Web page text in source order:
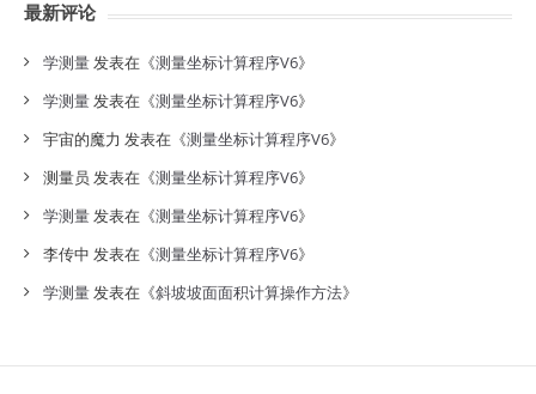
录
最新评论
学测量发表在《测量坐标计算程序V6》
学测量发表在《测量坐标计算程序V6》
宇宙的魔力 发表在《测量坐标计算程序V6》
测量员 发表在《测量坐标计算程序V6》
学测量发表在《测量坐标计算程序V6》
李传中 发表在《测量坐标计算程序V6》
学测量发表在《斜坡坡面面积计算操作方法》